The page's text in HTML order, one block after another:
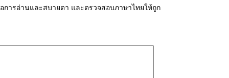
ารอ่านและสบายตา และตรวจสอบภาษาไทยให้ถูก